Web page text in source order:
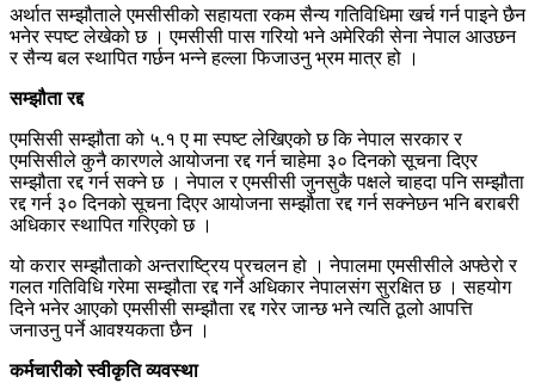
अर्थात सम्झौताले एमसीसीको सहायता रकम सैन्य गतिविधिमा खर्च गर्न पाइने छैन
भनेर स्पष्ट लेखेको छ । एमसीसी पास गरियो भने अमेरिकी सेना नेपाल आउछन
र सैन्य बल स्थापित गर्छन भन्ने हल्ला फिजाउनु भ्रम मात्र हो ।
सम्झौता रद्द
एमसिसी सम्झौता को ५.१ ए मा स्पष्ट लेखिएको छ कि नेपाल सरकार र
एमसिसीले कुनै कारणले आयोजना रद्द गर्न चाहेमा ३० दिनको सूचना दिएर
सम्झौता रद्द गर्न सक्ने छ । नेपाल र एमसीसी जुनसुकै पक्षले चाहदा पनि सम्झौता
रद्द गर्न ३० दिनको सूचना दिएर आयोजना सम्झौता रद्द गर्न सक्नेछन भनि बराबरी
अधिकार स्थापित गरिएको छ ।
यो करार सम्झौताको अन्तराष्ट्रिय प्रचलन हो । नेपालमा एमसीसीले अफ्ठेरो र
गलत गतिविधि गरेमा सम्झौता रद्द गर्ने अधिकार नेपालसंग सुरक्षित छ । सहयोग
दिने भनेर आएको एमसीसी सम्झौता रद्द गरेर जान्छ भने त्यति ठूलो आपत्ति
जनाउनु पर्ने आवश्यकता छैन ।
कर्मचारीको स्वीकृति व्यवस्था